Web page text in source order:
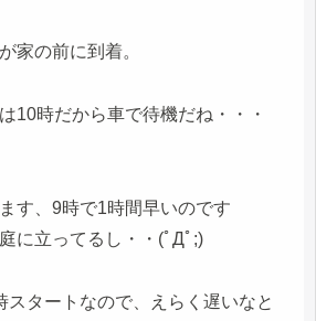
家の前に到着。
10時だから車で待機だね・・・
す、9時で1時間早いのです
に立ってるし・・(ﾟДﾟ;)
スタートなので、えらく遅いなと